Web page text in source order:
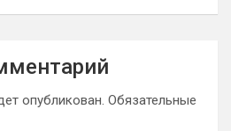
опубликован. Обязательные